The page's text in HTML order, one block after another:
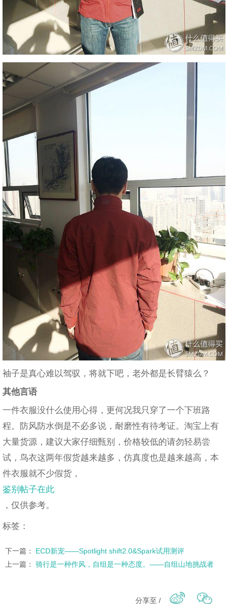
袖子是真心难以驾驭，将就下吧，老外都是长臂猿么？
其他言语
一件衣服没什么使用心得，更何况我只穿了一个下班路
程。防风防水倒是不必多说，耐磨性有待考证。淘宝上有
大量货源，建议大家仔细甄别，价格较低的请勿轻易尝
试，鸟衣这两年假货越来越多，仿真度也是越来越高，本
件衣服就不少假货，
鉴别帖子在此
，仅供参考。
标签：
下一篇： ECD新宠——Spotlight shift2.0&Spark试用测评
上一篇： 骑行是一种作风，自组是一种态度。——自组山地挑战者
分享至 /